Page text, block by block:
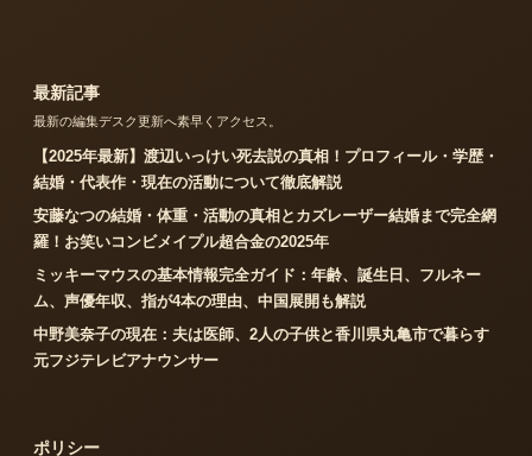
最新記事
最新の編集デスク更新へ素早くアクセス。
【2025年最新】渡辺いっけい死去説の真相！プロフィール・学歴・
結婚・代表作・現在の活動について徹底解説
安藤なつの結婚・体重・活動の真相とカズレーザー結婚まで完全網
羅！お笑いコンビメイプル超合金の2025年
ミッキーマウスの基本情報完全ガイド：年齢、誕生日、フルネー
ム、声優年収、指が4本の理由、中国展開も解説
中野美奈子の現在：夫は医師、2人の子供と香川県丸亀市で暮らす
元フジテレビアナウンサー
ポリシー